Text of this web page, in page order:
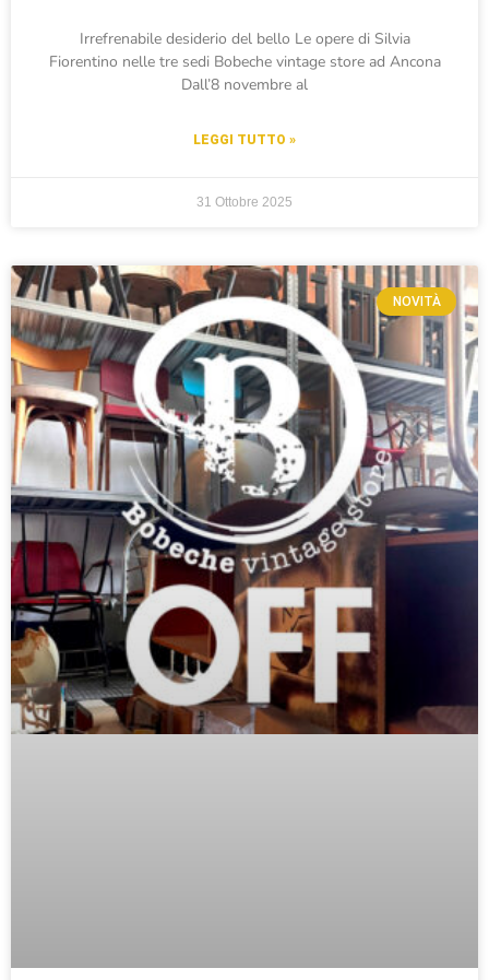
Irrefrenabile desiderio del bello Le opere di Silvia
Fiorentino nelle tre sedi Bobeche vintage store ad Ancona
Dall’8 novembre al
LEGGI TUTTO »
31 Ottobre 2025
NOVITÀ